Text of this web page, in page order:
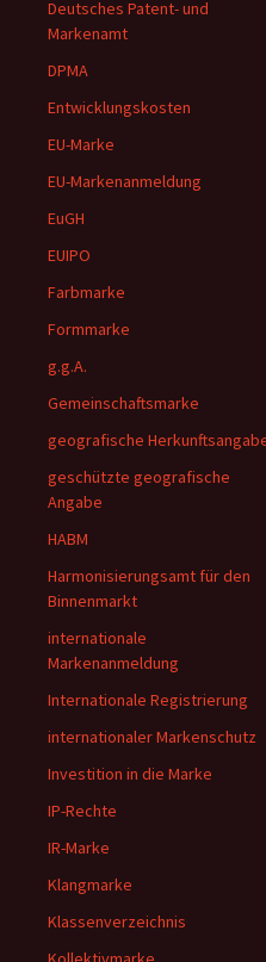
Deutsches Patent- und
Markenamt
DPMA
Entwicklungskosten
EU-Marke
EU-Markenanmeldung
EuGH
EUIPO
Farbmarke
Formmarke
g.g.A.
Gemeinschaftsmarke
geografische
geschützte geografische
Angabe
HABM
Harmonisierungsamt für den
Binnenmarkt
internationale
Markenanmeldung
Internationale Registrierung
internationaler Markenschutz
Investition in die Marke
IP-Rechte
IR-Marke
Klangmarke
Klassenverzeichnis